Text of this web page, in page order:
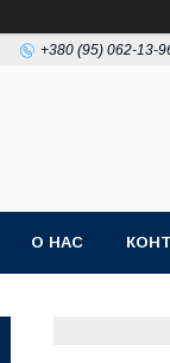
+380 (95) 062-13-
О НАС